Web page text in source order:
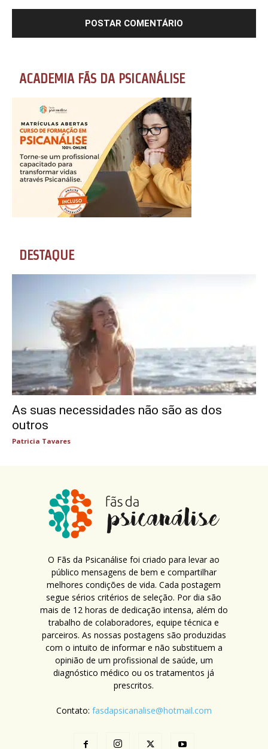
ACADEMIA FÃS DA PSICANÁLISE
DESTAQUE
As suas necessidades não são as dos
outros
Patricia Tavares
O Fãs da Psicanálise foi criado para levar ao
público mensagens de bem e compartilhar
melhores condições de vida. Cada postagem
segue sérios critérios de seleção. Por dia são
mais de 12 horas de dedicação intensa, além do
trabalho de colaboradores, equipe técnica e
parceiros. As nossas postagens são produzidas
com o intuito de informar e não substituem a
opinião de um profissional de saúde, um
diagnóstico médico ou os tratamentos já
prescritos.
Contato: fasdapsicanalise@hotmail.com